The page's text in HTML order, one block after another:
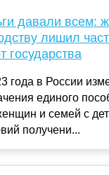
давали всем:
лишил
государства
года в России
единого
и семей с
получени...